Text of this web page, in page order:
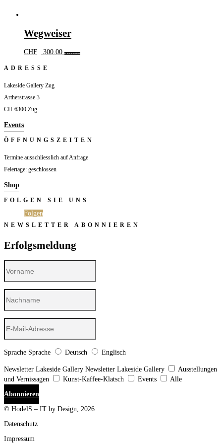
Wegweiser
CHF 300.00 In den Warenkorb
ADRESSE
Lakeside Gallery Zug
Artherstrasse 3
CH-6300 Zug
Events
ÖFFNUNGSZEITEN
Termine ausschliesslich auf Anfrage
Feiertage: geschlossen
Shop
FOLGEN SIE UNS
Folgen
NEWSLETTER ABONNIEREN
Erfolgsmeldung
Sprache Sprache Deutsch Englisch
Newsletter Lakeside Gallery Newsletter Lakeside Gallery
Ausstellungen
und Vernissagen
Kunst-Kaffee-Klatsch Events
Alle
Abonnieren
© HodelS – IT by Design, 2026
Datenschutz
Impressum